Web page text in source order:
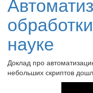
науке
Доклад про
небольших скриптов